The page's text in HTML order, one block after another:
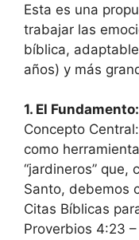
Esta es una
trabajar las
bíblica,
años) y más
1. El
Concepto
como
“jardineros” que,
Santo, debemos
Citas Bíblicas
Proverbios 4:23